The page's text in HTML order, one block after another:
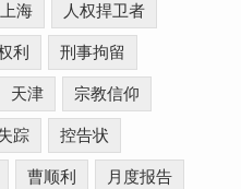
上海 人权捍卫者
利 刑事拘留
天津 宗教信仰
踪 控告状
曹顺利 月度报告